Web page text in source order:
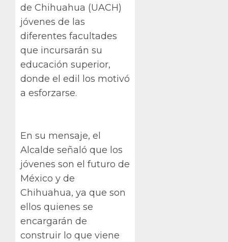
de Chihuahua (UACH)
jóvenes de las
diferentes facultades
que incursarán su
educación superior,
donde el edil los motivó
a esforzarse.
En su mensaje, el
Alcalde señaló que los
jóvenes son el futuro de
México y de
Chihuahua, ya que son
ellos quienes se
encargarán de
construir lo que viene